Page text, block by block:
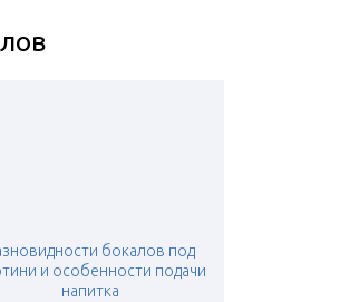
бокалов под
и особенности подачи
напитка